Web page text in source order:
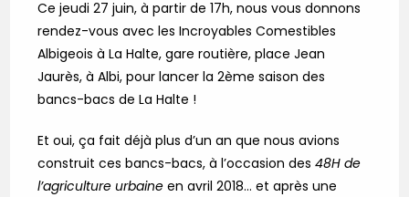
Ce jeudi 27 juin, à partir de 17h, nous vous donnons
rendez-vous avec les Incroyables Comestibles
Albigeois à La Halte, gare routière, place Jean
Jaurès, à Albi, pour lancer la 2ème saison des
bancs-bacs de La Halte !
Et oui, ça fait déjà plus d’un an que nous avions
construit ces bancs-bacs, à l’occasion des48H de
l’agriculture urbaine en avril 2018… et après une